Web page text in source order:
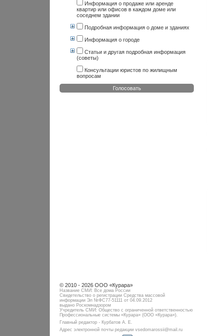
Информация о продаже или аренде
квартир или офисов в каждом доме или
соседнем здании
Подробная информация о доме и зданиях
Информация о городе
Статьи и другая подробная информация
(советы)
Консультации юристов по жилищным
вопросам
Голосовать
© 2010 - 2026 ООО «Курара»
Название СМИ: Все дома России
Свидетельство о регистрации Средства массовой
информации Эл №ФC77-51111 от 04.09.2012
выдано Роскомнадзором
Учредитель СМИ: Общество с ограниченной ответственностью
Профессиональные системы «Курара» (ООО «Курара»).
Главный редактор - Курбатов А. Е.
Адрес электронной почты редакции vsedomarossii@mail.ru